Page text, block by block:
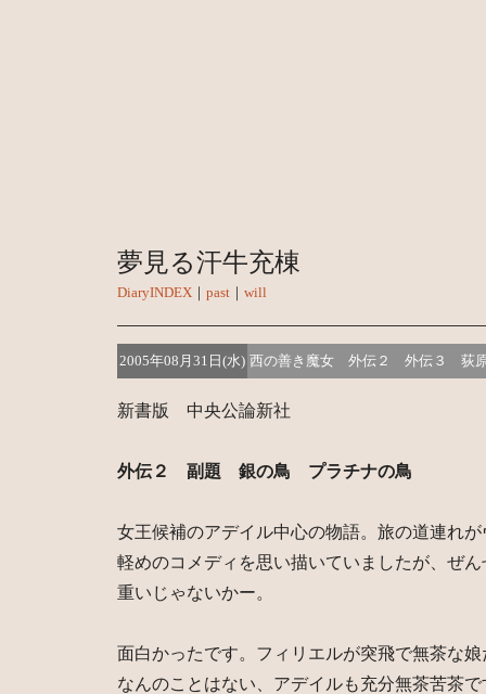
夢見る汗牛充棟
DiaryINDEX｜ past｜ will
2005年08月31日(水) 西の善き魔女 外伝２ 外伝３ 荻
新書版 中央公論新社
外伝２ 副題 銀の鳥 プラチナの鳥
女王候補のアデイル中心の物語。旅の道連れ
軽めのコメディを思い描いていましたが、ぜ
重いじゃないかー。
面白かったです。フィリエルが突飛で無茶な
なんのことはない、アデイルも充分無茶苦茶